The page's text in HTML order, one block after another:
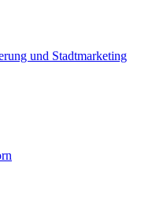
und Stadtmarketing